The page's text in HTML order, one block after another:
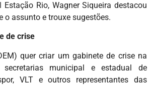
Rio, Wagner Siqueira destacou
o assunto e trouxe sugestões.
de crise
quer criar um gabinete de crise na
municipal e estadual de
VLT e outros representantes das